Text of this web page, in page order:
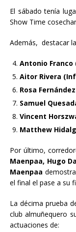
El sábado tenía
Show Time
Además, destacar
Antonio Franco
Aitor Rivera
Rosa
Samuel
Vincent
Matthew
Por último,
Maenpaa, Hugo
Maenpaa
el final el pase a su
La décima prueba
club almuñequero
actuaciones de: